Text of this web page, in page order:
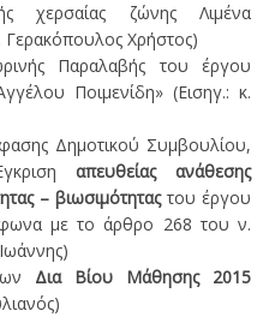
χερσαίας ζώνης Λιμένα
Γερακόπουλος Χρήστος)
Παραλαβής του έργου
Ποιμενίδη» (Εισηγ.: κ.
Δημοτικού Συμβουλίου,
απευθείας ανάθεσης
– βιωσιμότηταςτου έργου
με το άρθρο 268 του ν.
Δια Βίου Μάθησης 2015